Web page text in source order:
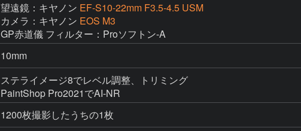
望遠鏡：キヤノン EF-S10-22mm F3.5-4.5 USM
カメラ：キヤノン EOS M3
GP赤道儀 フィルター：Proソフトン-A
10mm
ステライメージ8でレベル調整、トリミング
PaintShop Pro2021でAI-NR
1200枚撮影したうちの1枚